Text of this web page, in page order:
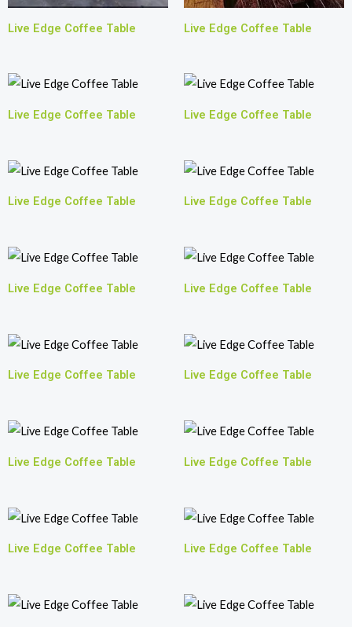
Live Edge Coffee Table Live Edge Coffee Table
Live Edge Coffee Table Live Edge Coffee Table
Live Edge Coffee Table Live Edge Coffee Table
Live Edge Coffee Table Live Edge Coffee Table
Live Edge Coffee Table Live Edge Coffee Table
Live Edge Coffee Table Live Edge Coffee Table
Live Edge Coffee Table Live Edge Coffee Table